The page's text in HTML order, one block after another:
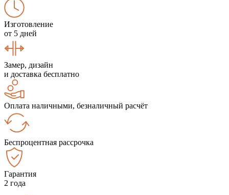
Изготовление
от 5 дней
Замер, дизайн
и доставка бесплатно
Оплата наличными, безналичный расчёт
Беспроцентная рассрочка
Гарантия
2 года